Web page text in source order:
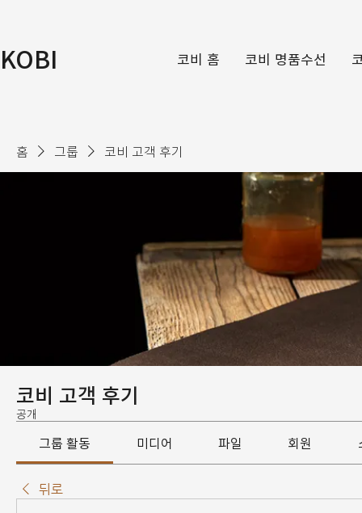
KOBI 코비 홈 코비 명품수선
홈 그룹 코비 고객 후기
코비 고객 후기
공개
그룹 활동 미디어 파일 회원
뒤로